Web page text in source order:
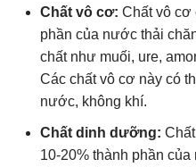
Chất vô cơ: Chất vô cơ
phần của nước thải
chất như muối, ure,
Các chất vô cơ này có
nước, không khí.
Chất dinh dưỡng:
10-20% thành phần